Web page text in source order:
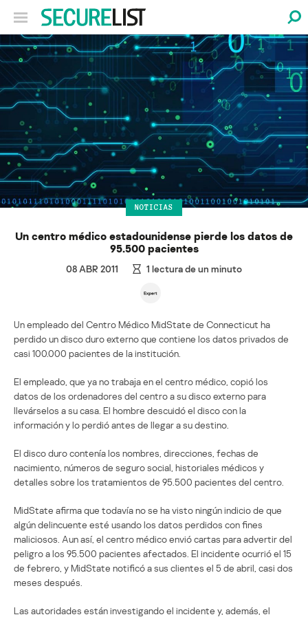
NOTICIAS
Un centro médico estadounidense pierde los datos de
95.500 pacientes
08 ABR 2011 1 lectura de un minuto
Un empleado del Centro Médico MidState de Connecticut ha
perdido un disco duro externo que contiene los datos privados de
casi 100.000 pacientes de la institución.
El empleado, que ya no trabaja en el centro médico, copió los
datos de los ordenadores del centro a su disco externo para
llevárselos a su casa. El hombre descuidó el disco con la
información y lo perdió antes de llegar a su destino.
El disco duro contenía los nombres, direcciones, fechas de
nacimiento, números de seguro social, historiales médicos y
detalles sobre los tratamientos de 95.500 pacientes del centro.
MidState afirma que todavía no se ha visto ningún indicio de que
algún delincuente esté usando los datos perdidos con fines
maliciosos. Aun así, el centro médico envió cartas para advertir del
peligro a los 95.500 pacientes afectados. El incidente ocurrió el 15
de febrero, y MidState notificó a sus clientes el 5 de abril, casi dos
meses después.
Las autoridades están investigando el incidente y, además, el